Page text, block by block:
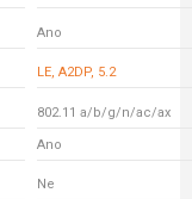
Ano
LE, A2DP, 5.2
802.11 a/b/g/n/ac/ax
Ano
Ne